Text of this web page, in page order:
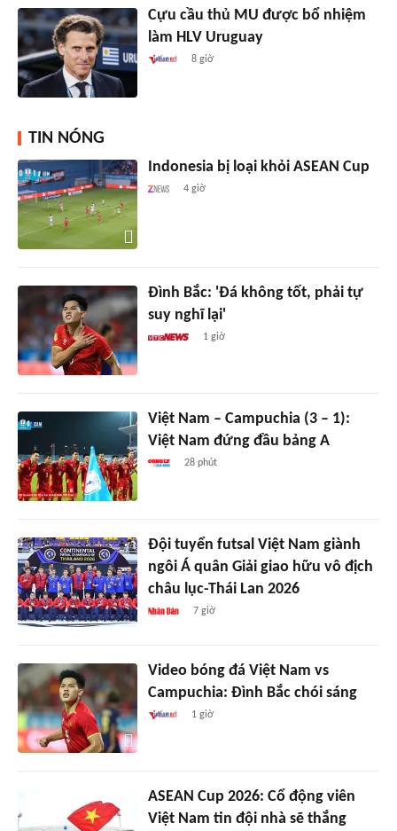
Cựu cầu thủ MU được bổ nhiệm
làm HLV Uruguay
8 giờ
TIN NÓNG
Indonesia bị loại khỏi ASEAN Cup
4 giờ
Đình Bắc: 'Đá không tốt, phải tự
suy nghĩ lại'
1 giờ
Việt Nam – Campuchia (3 – 1):
Việt Nam đứng đầu bảng A
28 phút
Đội tuyển futsal Việt Nam giành
ngôi Á quân Giải giao hữu vô địch
châu lục-Thái Lan 2026
7 giờ
Video bóng đá Việt Nam vs
Campuchia: Đình Bắc chói sáng
1 giờ
ASEAN Cup 2026: Cổ động viên
Việt Nam tin đội nhà sẽ thắng